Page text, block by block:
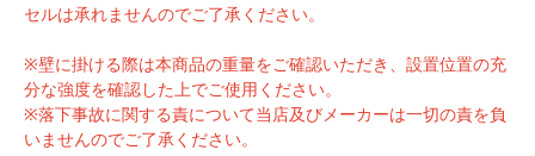
セルは承れませんのでご了承ください。
※壁に掛ける際は本商品の重量をご確認いただき、設置位置の充
分な強度を確認した上でご使用ください。
※落下事故に関する責について当店及びメーカーは一切の責を負
いませんのでご了承ください。